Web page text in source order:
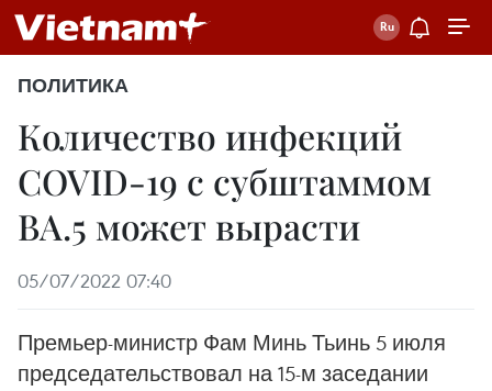
ПОЛИТИКА
Количество инфекций
COVID-19 с субштаммом
BA.5 может вырасти
05/07/2022 07:40
Премьер-министр Фам Минь Тьинь 5 июля
председательствовал на 15-м заседании